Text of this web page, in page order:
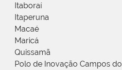
Itaboraí
Itaperuna
Macaé
Maricá
Quissamã
Polo de Inovação Campos